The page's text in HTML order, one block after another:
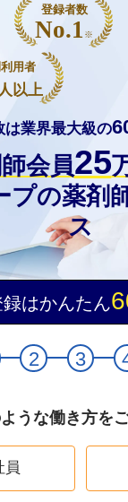
は業界最大級の
会員25
プの薬剤
ス
登録者数
No.1 ※
用者
以上
はかんたん
2 3
うな働き方を
員